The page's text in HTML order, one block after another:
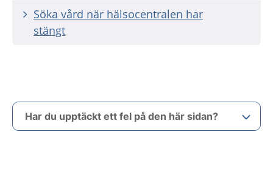
Söka vård när hälsocentralen har
stängt
Har du upptäckt ett fel på den här sidan?